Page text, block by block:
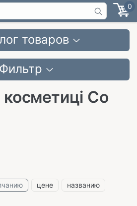
0
товаров
Фильтр
Со
цене
названию